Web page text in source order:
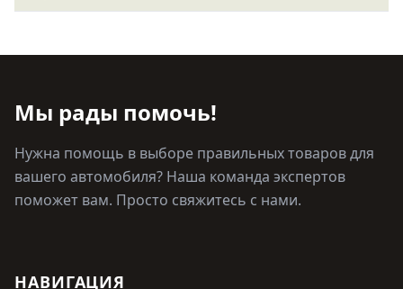
Мы рады помочь!
Нужна помощь в выборе правильных товаров для
вашего автомобиля? Наша команда экспертов
поможет вам. Просто свяжитесь с нами.
НАВИГАЦИЯ